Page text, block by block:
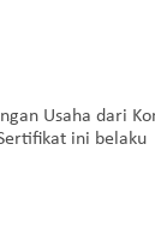
Usaha dari
ini belaku